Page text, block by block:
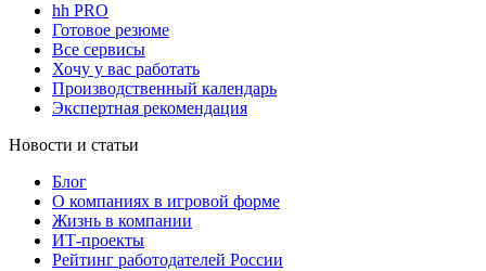
hh PRO
Готовое резюме
Все сервисы
Хочу у вас работать
Производственный календарь
Экспертная рекомендация
Новости и статьи
Блог
О компаниях в игровой форме
Жизнь в компании
ИТ-проекты
Рейтинг работодателей России